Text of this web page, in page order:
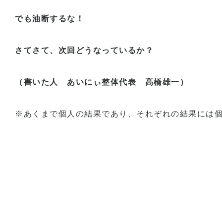
でも油断するな！
さてさて、次回どうなっているか？
（書いた人 あいにぃ整体代表 高橋雄一）
※ あくまで個人の結果であり、それぞれの結果には